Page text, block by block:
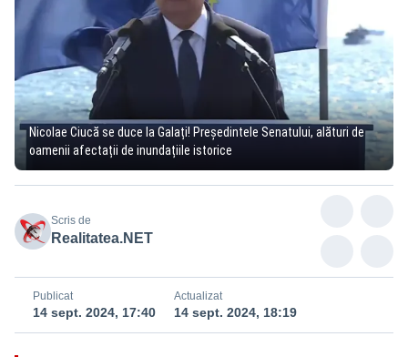
Nicolae Ciucă se duce la Galați! Președintele Senatului, alături de
oamenii afectații de inundațiile istorice
Scris de
Realitatea.NET
Publicat
14 sept. 2024, 17:40
Actualizat
14 sept. 2024, 18:19